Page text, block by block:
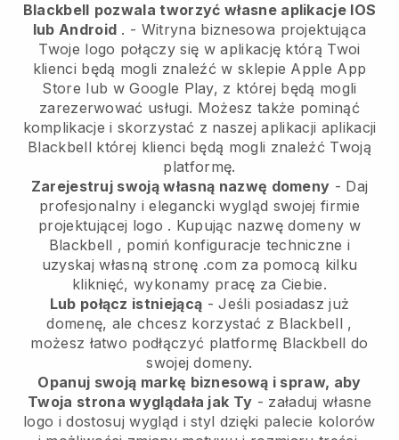
Blackbell pozwala tworzyć własne aplikacje IOS
lub Android . - Witryna biznesowa projektująca
Twoje logo połączy się w aplikację którą Twoi
klienci będą mogli znaleźć w sklepie Apple App
Store lub w Google Play, z której będą mogli
zarezerwować usługi. Możesz także pominąć
komplikacje i skorzystać z naszej aplikacji aplikacji
Blackbell której klienci będą mogli znaleźć Twoją
platformę.
Zarejestruj swoją własną nazwę domeny - Daj
profesjonalny i elegancki wygląd swojej firmie
projektującej logo . Kupując nazwę domeny w
Blackbell , pomiń konfiguracje techniczne i
uzyskaj własną stronę .com za pomocą kilku
kliknięć, wykonamy pracę za Ciebie.
Lub połącz istniejącą - Jeśli posiadasz już
domenę, ale chcesz korzystać z Blackbell ,
możesz łatwo podłączyć platformę Blackbell do
swojej domeny.
Opanuj swoją markę biznesową i spraw, aby
Twoja strona wyglądała jak Ty - załaduj własne
logo i dostosuj wygląd i styl dzięki palecie kolorów